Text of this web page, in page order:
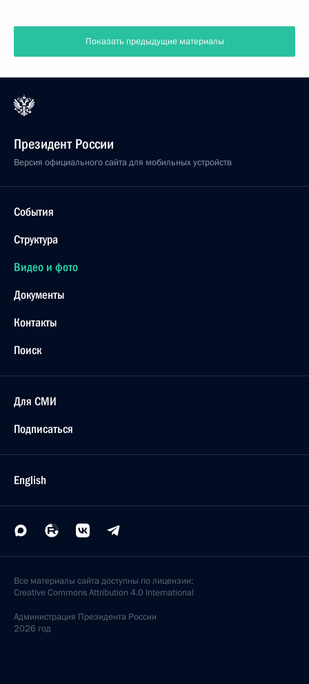
Показать предыдущие материалы
Президент России
Версия официального сайта для мобильных устройств
События
Структура
Видео и фото
Документы
Контакты
Поиск
Для СМИ
Подписаться
English
Все материалы сайта доступны по лицензии:
Creative Commons Attribution 4.0 International
Администрация Президента России
2026 год